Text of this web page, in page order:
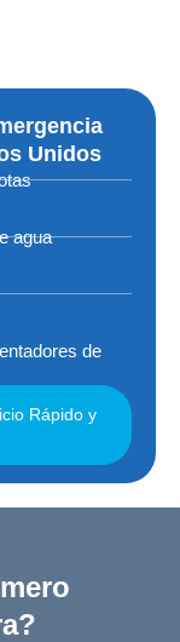
Unidos
agua
de
Rápido y